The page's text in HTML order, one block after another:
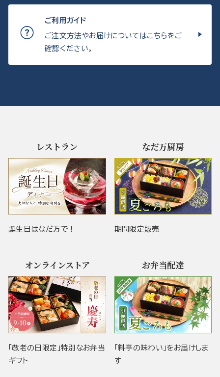
ご利用ガイド
ご注文方法やお届けについてはこちらをご
確認ください。
レストラン
誕生日はなだ万で！
なだ万厨房
期間限定販売
オンラインストア
「敬老の日限定」特別なお弁当
ギフト
お弁当配達
「料亭の味わい」をお届けしま
す